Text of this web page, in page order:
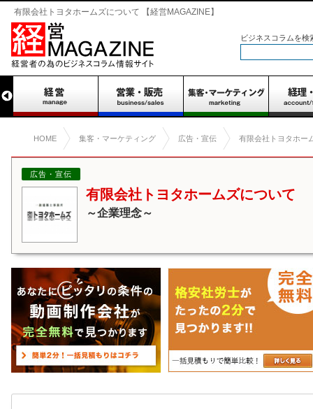
有限会社トヨタホームズについて 【経営MAGAZINE】
ビジネスコラムを検
HOME 集客・マーケティング 広告・宣伝 有限会社トヨタホー
広告・宣伝
有限会社トヨタホームズについて
～企業理念～